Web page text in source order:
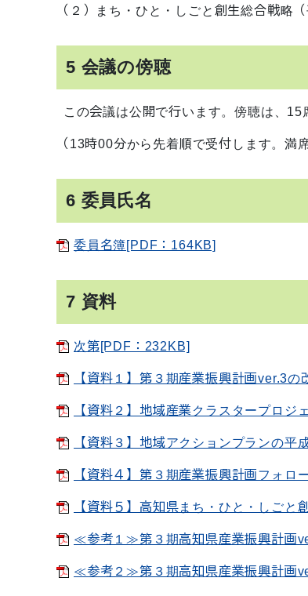
（２）まち・ひと・しごと創生総合戦略
5 会議の傍聴
この会議は公開で行います。傍聴は、15
（13時00分から先着順で受付します。満
6 委員氏名
委員名簿[PDF：164KB]
7 資料
次第[PDF：232KB]
【資料１】第３期産業振興計画ver.3
【資料２】地域産業クラスタープロ
【資料３】地域アクションプランの
【資料４】第３期産業振興計画フォ
【資料５】高知県まち・ひと・しご
≪参考１≫第３期高知県産業振興計画
≪参考２≫第３期高知県産業振興計画